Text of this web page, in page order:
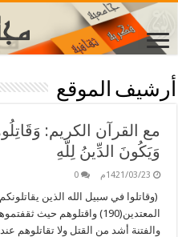
أرشيف الموقع
مع القرآن الكريم:
وَيَكُونَ الدِّينُ لِلّهِ
1421/03/23م 0
(وقاتلوا في سبيل الله الذين
المعتدين(190) واقتلوهم
والفتنة أشد من القتل ولا تقاتلوهم